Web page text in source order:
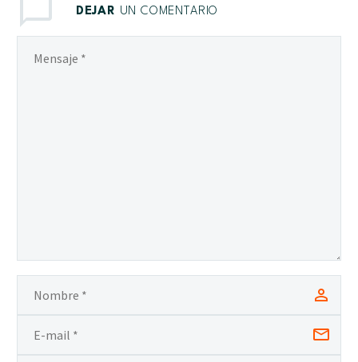
DEJAR UN COMENTARIO